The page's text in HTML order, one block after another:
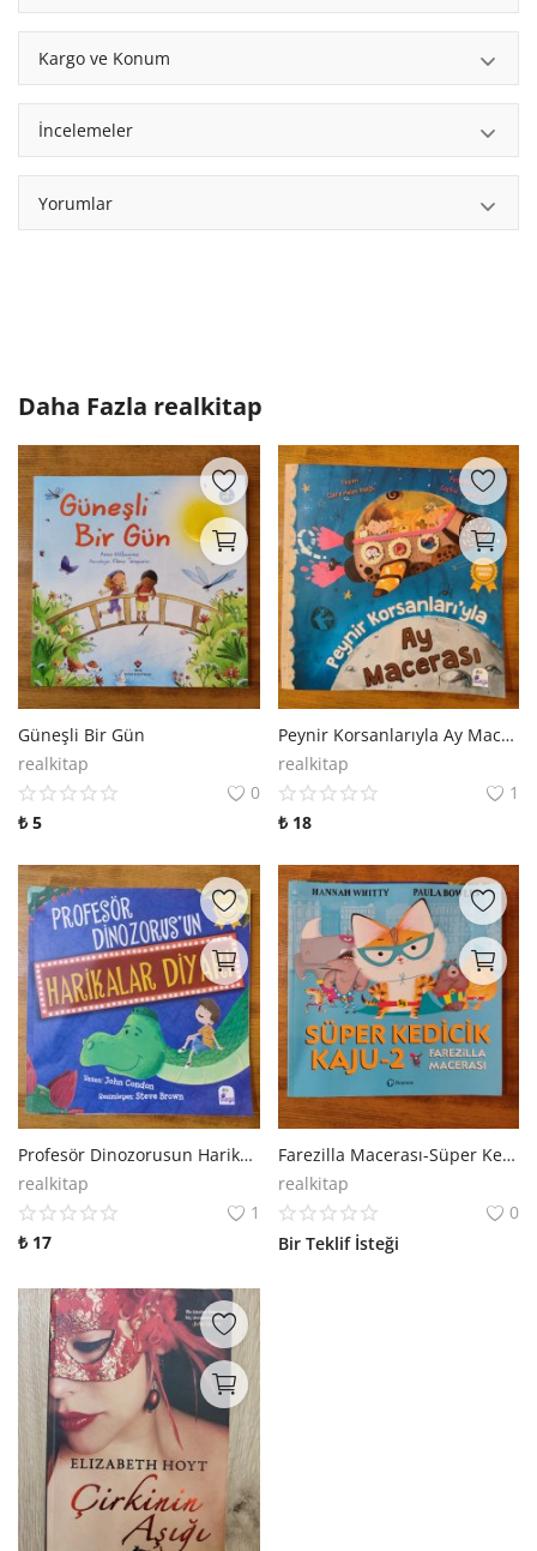
Kargo ve Konum
İncelemeler
Yorumlar
Daha Fazla realkitap
Güneşli Bir Gün
realkitap
0
₺ 5
Peynir Korsanlarıyla Ay Macerası
realkitap
1
₺18
Profesör Dinozorusun Harikalar Diyarı
realkitap
1
₺ 17
Farezilla Macerası-Süper Kedicik Kaju 2
realkitap
0
Bir Teklif İsteği